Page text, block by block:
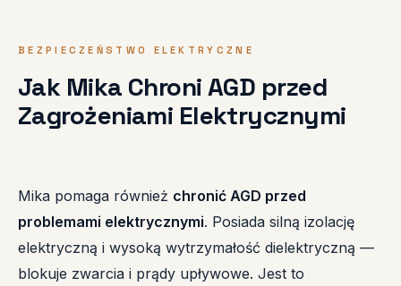
BEZPIECZEŃSTWO ELEKTRYCZNE
Jak Mika Chroni AGD przed
Zagrożeniami Elektrycznymi
Mika pomaga również chronić AGD przed
problemami elektrycznymi. Posiada silną izolację
elektryczną i wysoką wytrzymałość dielektryczną —
blokuje zwarcia i prądy upływowe. Jest to